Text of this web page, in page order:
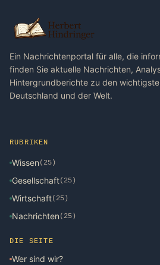
Ein Nachrichtenportal für alle, die
finden Sie aktuelle Nachrichten,
Hintergrundberichte zu den
Deutschland und der Welt.
RUBRIKEN
Wissen (25)
Gesellschaft(25)
Wirtschaft(25)
Nachrichten (25)
DIE SEITE
Wer sind wir?